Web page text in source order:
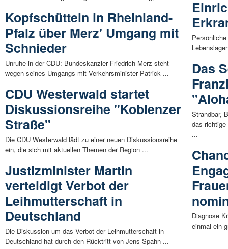
Kopfschütteln in Rheinland-
Pfalz über Merz' Umgang mit
Schnieder
Unruhe in der CDU: Bundeskanzler Friedrich Merz steht
wegen seines Umgangs mit Verkehrsminister Patrick ...
CDU Westerwald startet
Diskussionsreihe "Koblenzer
Straße"
Die CDU Westerwald lädt zu einer neuen Diskussionsreihe
ein, die sich mit aktuellen Themen der Region ...
Justizminister Martin
verteidigt Verbot der
Leihmutterschaft in
Deutschland
Die Diskussion um das Verbot der Leihmutterschaft in
Deutschland hat durch den Rücktritt von Jens Spahn ...
Das
Strandbar,
das
...
Diagnose
einmal ein